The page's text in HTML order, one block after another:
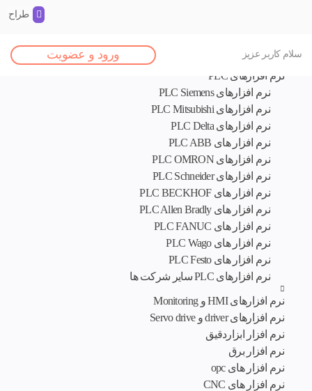
طراح
سلام کاربر عزیز ورود و عضویت
نرم افزار های تخصصی
نرم افزارهای PLC
نرم افزارهای PLC Siemens
نرم افزارهای PLC Mitsubishi
نرم‌ افزارهای PLC Delta
نرم افزار های PLC ABB
نرم افزارهای PLC OMRON
نرم افزارهای PLC Schneider
نرم افزار های PLC BECKHOF
نرم افزار های PLC Allen Bradly
نرم افزار های PLC FANUC
نرم افزار های PLC Wago
نرم افزار های PLC Festo
نرم افزارهای PLC سایر شرکت ها
نرم افزارهای HMI و Monitoring
نرم افزارهای driver و Servo drive
نرم افزار ابزاردقیق
نرم افزار برق
نرم افزار های opc
نرم افزار های CNC